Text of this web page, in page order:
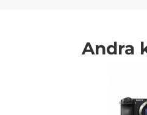
Andra